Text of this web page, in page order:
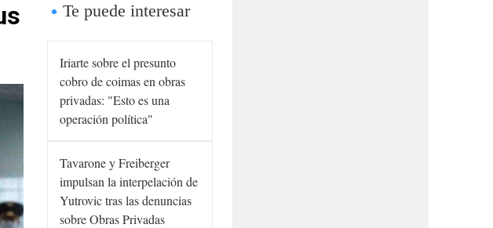
Te puede interesar
Iriarte sobre el presunto
cobro de coimas en obras
privadas: "Esto es una
operación política"
Tavarone y Freiberger
impulsan la interpelación de
Yutrovic tras las denuncias
sobre Obras Privadas